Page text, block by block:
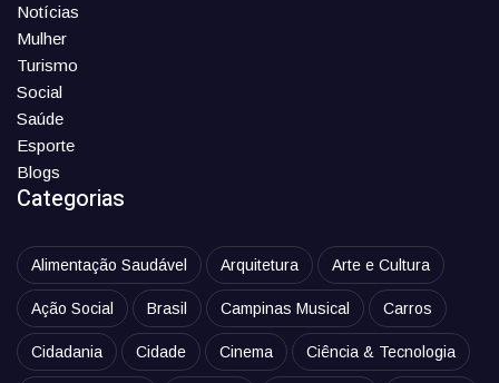
Notícias
Mulher
Turismo
Social
Saúde
Esporte
Blogs
Categorias
Alimentação Saudável Arquitetura Arte e Cultura
Ação Social Brasil Campinas Musical Carros
Cidadania Cidade Cinema Ciência & Tecnologia